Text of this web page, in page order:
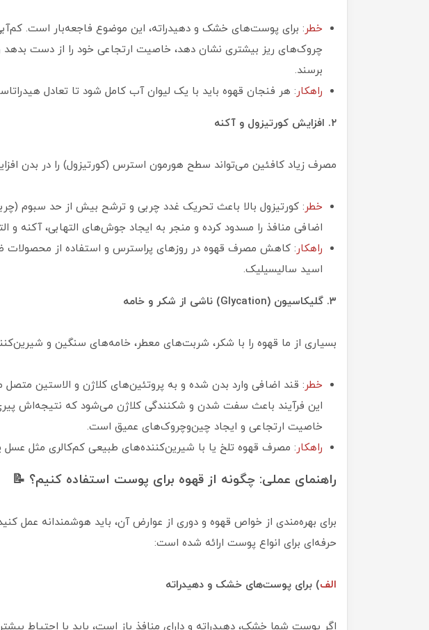
خطر: برای پوست‌های خشک و دهیدراته، این موضوع فاجعه‌بار است.
چروک‌های ریز بیشتری نشان دهد، خاصیت ارتجاعی خود را از دست بدهد و
برسند.
راهکار: هر فنجان قهوه باید با یک لیوان آب کامل شود تا تعادل
۲. افزایش کورتیزول و آکنه
مصرف زیاد کافئین می‌تواند سطح هورمون استرس (کورتیزول) را در بدن
خطر: کورتیزول بالا باعث تحریک غدد چربی و ترشح بیش از حد سبوم
اضافی منافذ را مسدود کرده و منجر به ایجاد جوش‌های التهابی، آکنه و
راهکار: کاهش مصرف قهوه در روزهای پراسترس و استفاده از محصولات
اسید سالیسیلیک.
۳. گلیکاسیون (Glycation) ناشی از شکر و خامه
بسیاری از ما قهوه را با شکر، شربت‌های معطر، خامه‌های سنگین و
خطر: قند اضافی وارد بدن شده و به پروتئین‌های کلاژن و الاستین متصل
این فرآیند باعث سفت شدن و شکنندگی کلاژن می‌شود که نتیجه‌اش
خاصیت ارتجاعی و ایجاد چین‌وچروک‌های عمیق است.
راهکار: مصرف قهوه تلخ یا با شیرین‌کننده‌های طبیعی کم‌کالری مثل عسل
راهنمای عملی: چگونه از قهوه برای پوست استفاده کنیم؟ 📝
برای بهره‌مندی از خواص قهوه و دوری از عوارض آن، باید هوشمندانه عمل
حرفه‌ای برای انواع پوست ارائه شده است:
الف) برای پوست‌های خشک و دهیدراته
اگر پوست شما خشک، دهیدراته و دارای منافذ باز است، باید با احتیاط